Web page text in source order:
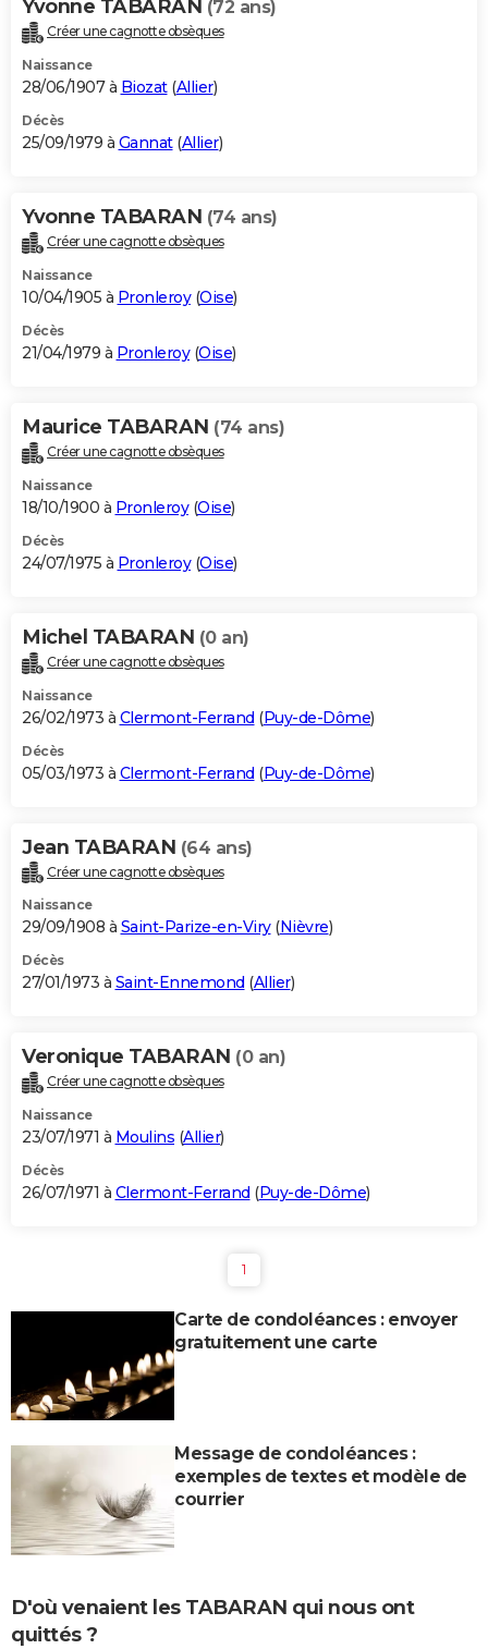
Yvonne TABARAN (72 ans)
Créer une cagnotte obsèques
Naissance
28/06/1907 à Biozat(Allier)
Décès
25/09/1979 à Gannat(Allier)
Yvonne TABARAN (74 ans)
Créer une cagnotte obsèques
Naissance
10/04/1905 à Pronleroy(Oise)
Décès
21/04/1979 à Pronleroy(Oise)
Maurice TABARAN (74 ans)
Créer une cagnotte obsèques
Naissance
18/10/1900 à Pronleroy(Oise)
Décès
24/07/1975 à Pronleroy(Oise)
Michel TABARAN (0 an)
Créer une cagnotte obsèques
Naissance
26/02/1973 à Clermont-Ferrand (Puy-de-Dôme)
Décès
05/03/1973 à Clermont-Ferrand (Puy-de-Dôme)
Jean TABARAN (64 ans)
Créer une cagnotte obsèques
Naissance
29/09/1908 à Saint-Parize-en-Viry(Nièvre)
Décès
27/01/1973 à Saint-Ennemond (Allier)
Veronique TABARAN (0 an)
Créer une cagnotte obsèques
Naissance
23/07/1971 à Moulins (Allier)
Décès
26/07/1971 à Clermont-Ferrand (Puy-de-Dôme)
1
Carte de condoléances : envoyer
gratuitement une carte
Message de condoléances :
exemples de textes et modèle de
courrier
D'où venaient les TABARAN qui nous ont
quittés ?